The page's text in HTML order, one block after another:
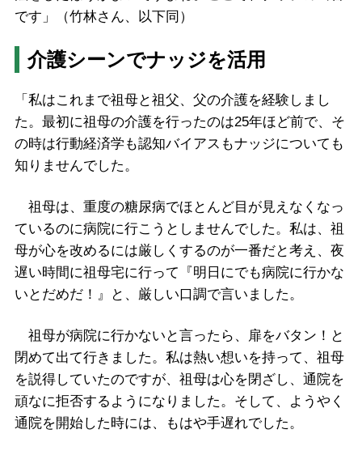
です」（竹林さん、以下同）
介護シーンでナッジを活用
「私はこれまで祖母と祖父、父の介護を経験しまし
た。最初に祖母の介護を行ったのは25年ほど前で、そ
の時は行動経済学も認知バイアスもナッジについても
知りませんでした。
祖母は、重度の糖尿病でほとんど目が見えなくなっ
ているのに病院に行こうとしませんでした。私は、祖
母が心を改めるには厳しくするのが一番だと考え、夜
遅い時間に祖母宅に行って『明日にでも病院に行かな
いとだめだ！』と、厳しい口調で言いました。
祖母が病院に行かないと言ったら、扉をバタン！と
閉めて出て行きました。私は熱い想いを持って、祖母
を説得していたのですが、祖母は心を閉ざし、通院を
頑なに拒否するようになりました。そして、ようやく
通院を開始した時には、もはや手遅れでした。